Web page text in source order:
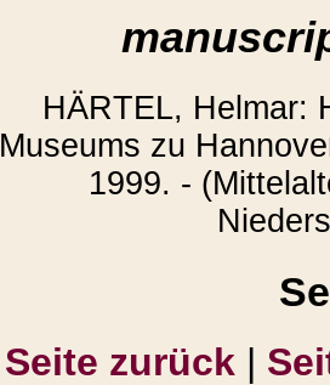
HÄRTEL, Helmar:
Museums zu
1999. -
Seite zurück |